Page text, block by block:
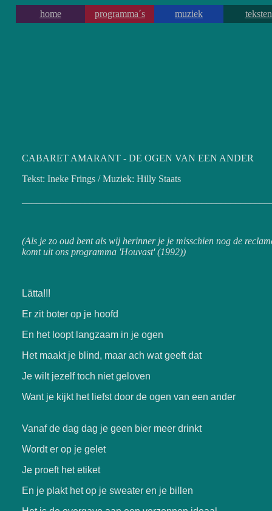
home programma´s muziek teksten
CABARET AMARANT - DE OGEN VAN EEN ANDER
Tekst: Ineke Frings / Muziek: Hilly Staats
(Als je zo oud bent als wij herinner je je misschien nog de
komt uit ons programma 'Houvast' (1992))
Lätta!!!
Er zit boter op je hoofd
En het loopt langzaam in je ogen
Het maakt je blind, maar ach wat geeft dat
Je wilt jezelf toch niet geloven
Want je kijkt het liefst door de ogen van een ander
Vanaf de dag dag je geen bier meer drinkt
Wordt er op je gelet
Je proeft het etiket
En je plakt het op je sweater en je billen